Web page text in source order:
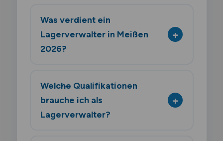
Was verdient ein
Lagerverwalter in Meißen
2026?
Welche Qualifikationen
brauche ich als
Lagerverwalter?